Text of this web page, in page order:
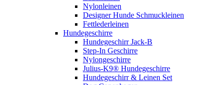
Nylonleinen
Designer Hunde Schmuckleinen
Fettlederleinen
Hundegeschirre
Hundegeschirr Jack-B
Step-In Geschirre
Nylongeschirre
Julius-K9® Hundegeschirre
Hundegeschirr & Leinen Set